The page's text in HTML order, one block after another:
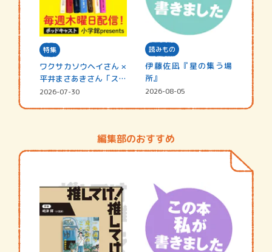
特集
ワクサカソウヘイさん ×
平井まさあきさん「スペ
シャ…
2026-07-30
読みもの
伊藤佐凪『星の集う場
所』
2026-08-05
編集部のおすすめ